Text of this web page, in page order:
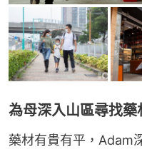
為母深入山區尋找藥
藥材有貴有平，Adam